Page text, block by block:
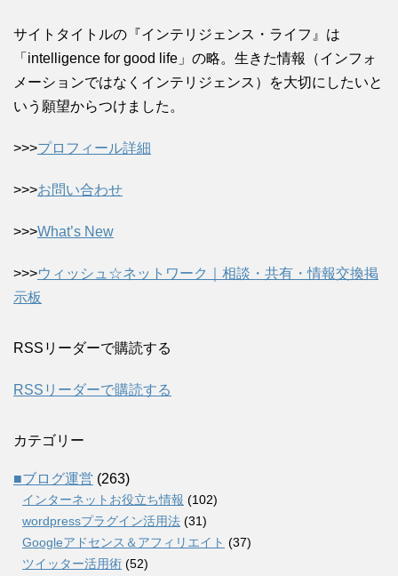
サイトタイトルの『インテリジェンス・ライフ』は
「intelligence for good life」の略。生きた情報（インフォ
メーションではなくインテリジェンス）を大切にしたいと
いう願望からつけました。
>>>プロフィール詳細
>>>お問い合わせ
>>>What’s New
>>>ウィッシュ☆ネットワーク｜相談・共有・情報交換掲
示板
RSSリーダーで購読する
RSSリーダーで購読する
カテゴリー
■ブログ運営 (263)
インターネットお役立ち情報 (102)
wordpressプラグイン活用法 (31)
Googleアドセンス＆アフィリエイト (37)
ツイッター活用術 (52)